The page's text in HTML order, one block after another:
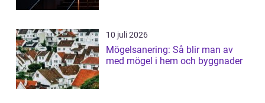
10 juli 2026
Mögelsanering: Så blir man av
med mögel i hem och byggnader